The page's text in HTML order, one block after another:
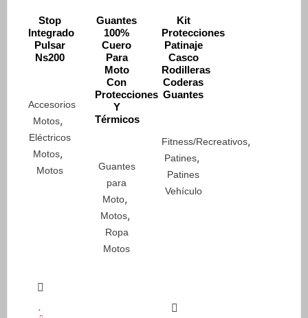
Stop
Integrado
Pulsar
Ns200
Accesorios
Motos,
Eléctricos
Motos,
Motos
Guantes
100%
Cuero
Para
Moto
Con
Protecciones
Y
Térmicos
Guantes
para
Moto,
Motos,
Ropa
Motos
Kit
Protecciones
Patinaje
Casco
Rodilleras
Coderas
Guantes
Fitness/Recreativos,
Patines,
Patines
Vehículo